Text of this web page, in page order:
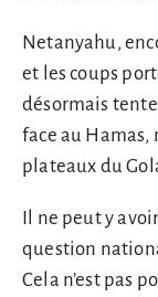
Netanyahu,
et les coups
désormais
face au Hamas,
plateaux du
Il ne peut y
question
Cela n’est pas